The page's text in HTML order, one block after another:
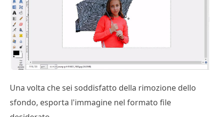
Una volta che sei soddisfatto della rimozione dello
sfondo, esporta l'immagine nel formato file